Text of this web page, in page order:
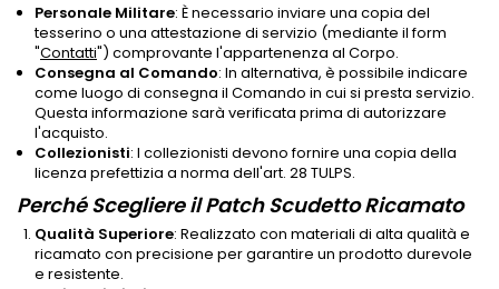
Personale Militare: È necessario inviare una copia del
tesserino o una attestazione di servizio (mediante il form
"Contatti") comprovante l'appartenenza al Corpo.
Consegna al Comando: In alternativa, è possibile indicare
come luogo di consegna il Comando in cui si presta servizio.
Questa informazione sarà verificata prima di autorizzare
l'acquisto.
Collezionisti: I collezionisti devono fornire una copia della
licenza prefettizia a norma dell'art. 28 TULPS.
Perché Scegliere il Patch Scudetto Ricamato
Qualità Superiore: Realizzato con materiali di alta qualità e
ricamato con precisione per garantire un prodotto durevole
e resistente.